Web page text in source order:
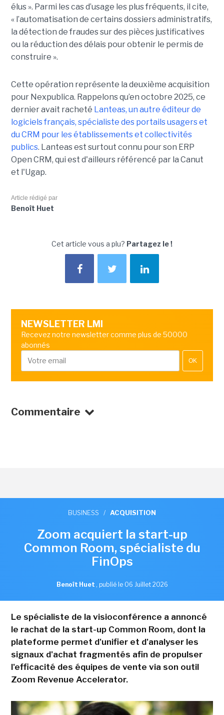
élus ». Parmi les cas d’usage les plus fréquents, il cite,
« l’automatisation de certains dossiers administratifs,
la détection de fraudes sur des pièces justificatives
ou la réduction des délais pour obtenir le permis de
construire ».
Cette opération représente la deuxième acquisition
pour Nexpublica. Rappelons qu’en octobre 2025, ce
dernier avait racheté Lanteas, un autre éditeur de
logiciels français, spécialiste des portails usagers et
du CRM pour les établissements et collectivités
publics. Lanteas est surtout connu pour son ERP
Open CRM, qui est d'ailleurs référencé par la Canut
et l'Ugap.
Article rédigé par
Benoît Huet
Cet article vous a plu? Partagez le !
NEWSLETTER LMI
Recevez notre newsletter comme plus de 50000
abonnés
OK
Commentaire
BUSINESS / ACQUISITION
Zoom acquiert la start-up
Common Room, spécialiste du
FinOps
Benoît Huet , publié le 06 Juillet 2026
Le spécialiste de la visioconférence a annoncé
le rachat de la start-up Common Room, dont la
plateforme permet d'unifier et d'analyser les
signaux d'achat fragmentés afin de propulser
l'efficacité des équipes de vente via son outil
Zoom Revenue Accelerator.